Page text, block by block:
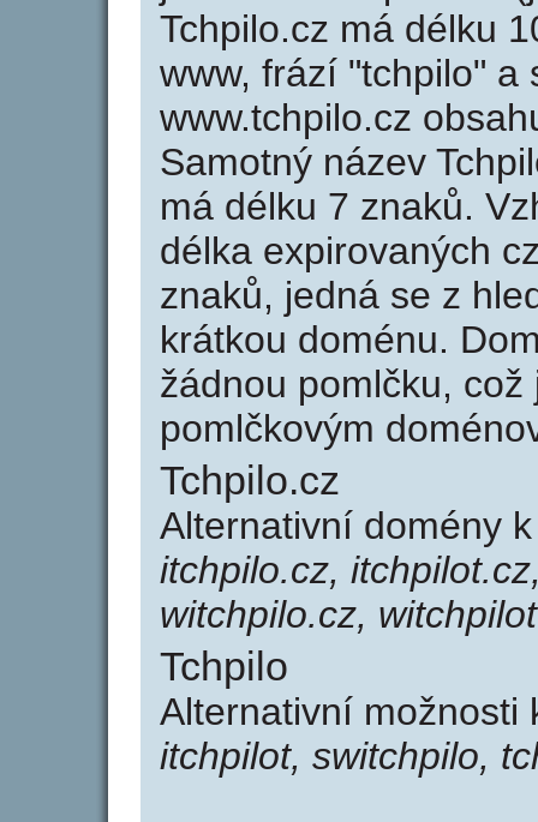
Tchpilo.cz má délku
www, frází "tchpilo" a
www.tchpilo.cz
Samotný název
má délku 7 znaků.
délka expirovaných
znaků, jedná se z
krátkou doménu.
žádnou pomlčku,
pomlčkovým
Tchpilo.cz
Alternativní domény
itchpilo.cz,
witchpilo.cz,
Tchpilo
Alternativní
itchpilot, switchpilo,